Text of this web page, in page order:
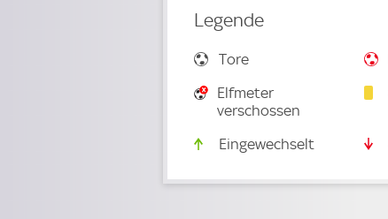
Legende
Tore
Elfmeter
verschossen
Eingewechselt